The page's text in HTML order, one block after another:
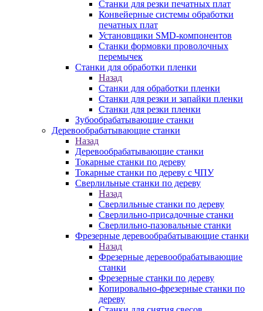
Станки для резки печатных плат
Конвейерные системы обработки
печатных плат
Установщики SMD-компонентов
Станки формовки проволочных
перемычек
Станки для обработки пленки
Назад
Станки для обработки пленки
Станки для резки и запайки пленки
Станки для резки пленки
Зубообрабатывающие станки
Деревообрабатывающие станки
Назад
Деревообрабатывающие станки
Токарные станки по дереву
Токарные станки по дереву с ЧПУ
Сверлильные станки по дереву
Назад
Сверлильные станки по дереву
Сверлильно-присадочные станки
Сверлильно-пазовальные станки
Фрезерные деревообрабатывающие станки
Назад
Фрезерные деревообрабатывающие
станки
Фрезерные станки по дереву
Копировально-фрезерные станки по
дереву